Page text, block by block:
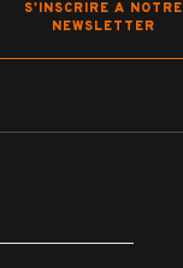
S'INSCRIRE A NOTRE
NEWSLETTER